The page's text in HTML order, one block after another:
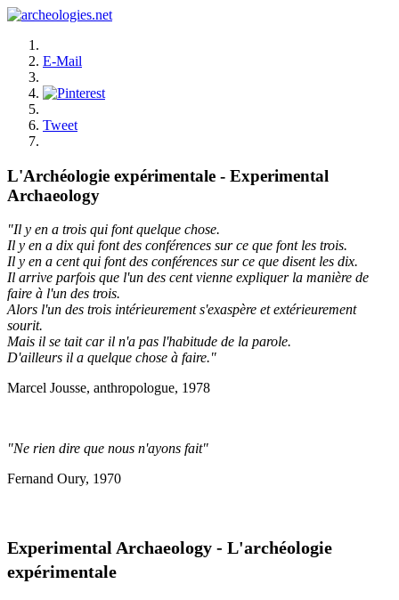
E-Mail
Tweet
L'Archéologie expérimentale - Experimental
Archaeology
"Il y en a trois qui font quelque chose.
Il y en a dix qui font des conférences sur ce que font les trois.
Il y en a cent qui font des conférences sur ce que disent les dix.
Il arrive parfois que l'un des cent vienne expliquer la manière de
faire à l'un des trois.
Alors l'un des trois intérieurement s'exaspère et extérieurement
sourit.
Mais il se tait car il n'a pas l'habitude de la parole.
D'ailleurs il a quelque chose à faire."
Marcel Jousse, anthropologue, 1978
"Ne rien dire que nous n'ayons fait"
Fernand Oury, 1970
Experimental Archaeology - L'archéologie
expérimentale